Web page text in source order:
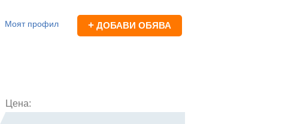
Моят профил + ДОБАВИ ОБЯВА
Цена: